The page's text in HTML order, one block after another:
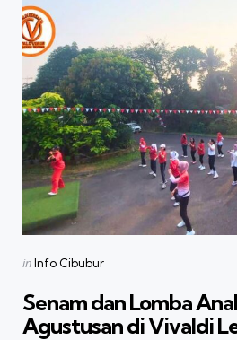
Categories
Posted
inInfo Cibubur
Senam dan Lomba
Agustusan di Vivaldi